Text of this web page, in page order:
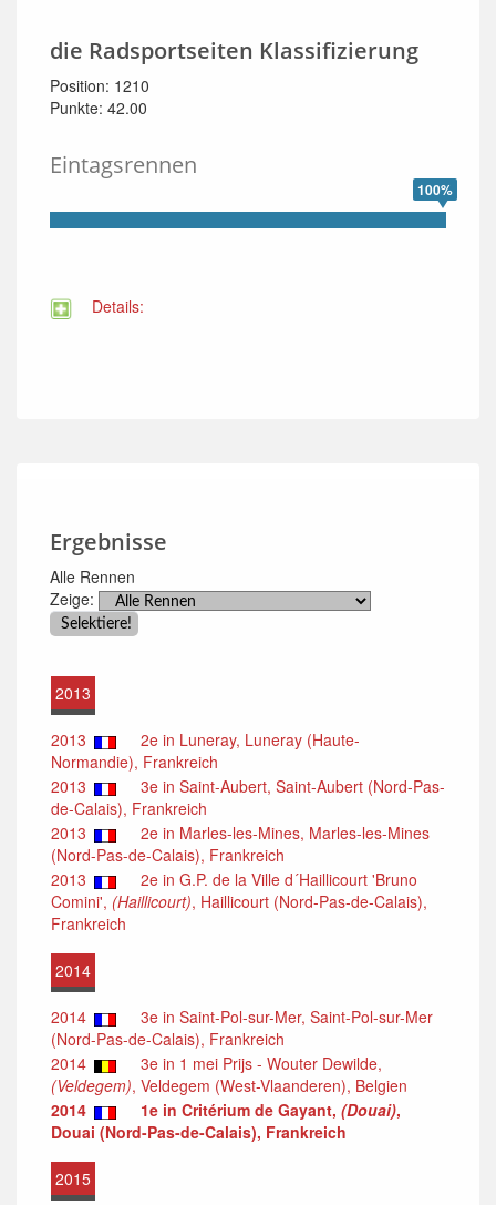
die Radsportseiten Klassifizierung
Position: 1210
Punkte: 42.00
Eintagsrennen
100%
Details:
Ergebnisse
Alle Rennen
Zeige:
2013
2013
2e in Luneray, Luneray (Haute-
Normandie), Frankreich
2013
3e in Saint-Aubert, Saint-Aubert (Nord-Pas-
de-Calais), Frankreich
2013
2e in Marles-les-Mines, Marles-les-Mines
(Nord-Pas-de-Calais), Frankreich
2013
2e in G.P. de la Ville d´Haillicourt 'Bruno
Comini', (Haillicourt), Haillicourt (Nord-Pas-de-Calais),
Frankreich
2014
2014
3e in Saint-Pol-sur-Mer, Saint-Pol-sur-Mer
(Nord-Pas-de-Calais), Frankreich
2014
3e in 1 mei Prijs - Wouter Dewilde,
(Veldegem), Veldegem (West-Vlaanderen), Belgien
2014
1e in Critérium de Gayant, (Douai),
Douai (Nord-Pas-de-Calais), Frankreich
2015